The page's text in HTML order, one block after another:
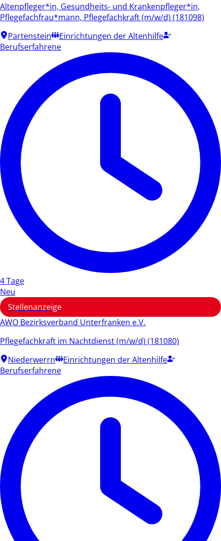
Altenpfleger*in, Gesundheits- und Krankenpfleger*in,
Pflegefachfrau*mann, Pflegefachkraft (m/w/d) (181098)
Partenstein
Einrichtungen der Altenhilfe
Berufserfahrene
4 Tage
Neu
Stellenanzeige
AWO Bezirksverband Unterfranken e.V.
Pflegefachkraft im Nachtdienst (m/w/d) (181080)
Niederwerrn
Einrichtungen der Altenhilfe
Berufserfahrene